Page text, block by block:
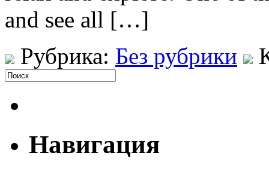
and see all […]
Рубрика: Без рубрики
Навигация